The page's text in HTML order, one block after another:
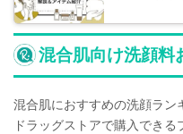
混合肌向け洗顔料
混合肌におすすめの洗顔ラン
ドラッグストアで購入でき